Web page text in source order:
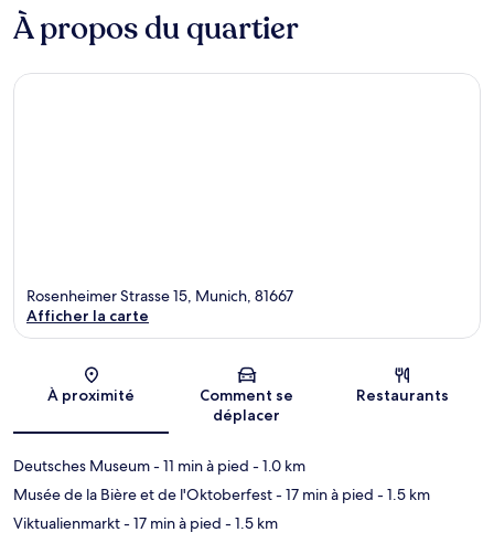
À propos du quartier
Carte
Rosenheimer Strasse 15, Munich, 81667
Afficher la carte
À proximité
Comment se
déplacer
Restaurants
Deutsches Museum- 11 min à pied - 1.0 km
Musée de la Bière et de l'Oktoberfest- 17 min à pied - 1.5 km
Viktualienmarkt- 17 min à pied - 1.5 km